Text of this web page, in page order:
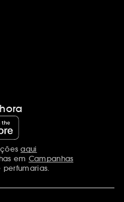
aqui
em Campanhas